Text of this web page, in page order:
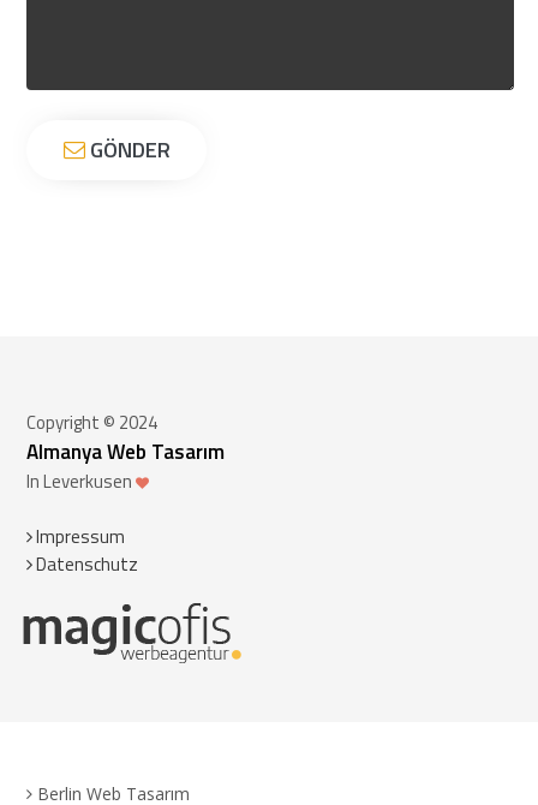
GÖNDER
Copyright © 2024
Almanya Web Tasarım
In Leverkusen
Impressum
Datenschutz
Berlin Web Tasarım